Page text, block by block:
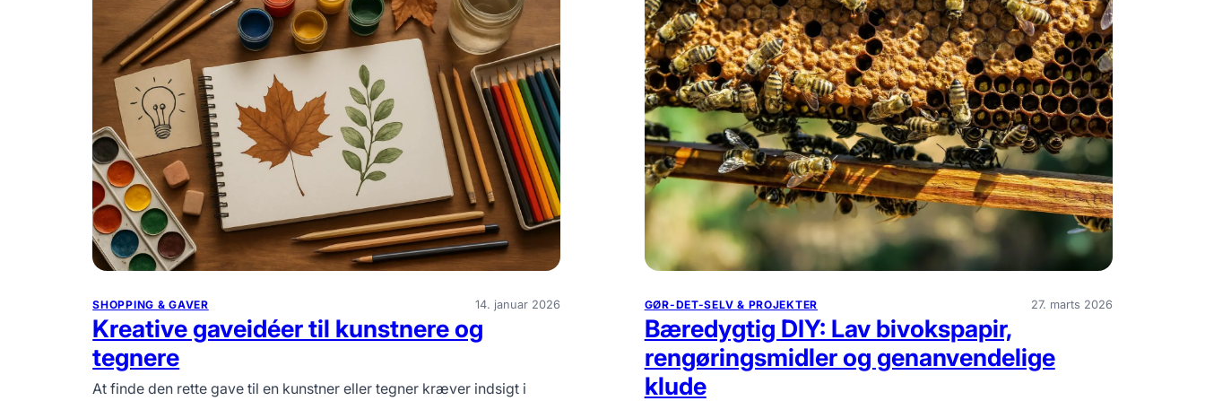
SHOPPING & GAVER 14. januar 2026
Kreative gaveidéer til kunstnere og
tegnere
At finde den rette gave til en kunstner eller tegner kræver indsigt i
GØR-DET-SELV & PROJEKTER 27. marts 2026
Bæredygtig DIY: Lav bivokspapir,
rengøringsmidler og genanvendelige
klude